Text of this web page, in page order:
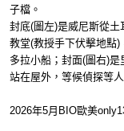
子檔。
封底(圖左)是威尼斯從
教堂(教授手下伏擊地點
多拉小船；封面(圖右)
站在屋外，等候偵探等人
2026年5月BIO歐美